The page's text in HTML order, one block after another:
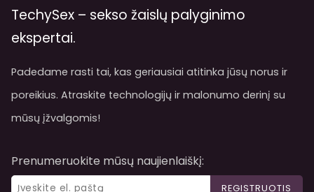
TechySex – sekso žaislų palyginimo
ekspertai.
Padedame rasti tai, kas geriausiai atitinka jūsų norus ir
poreikius. Atraskite technologijų ir malonumo derinį su
mūsų įžvalgomis!
Prenumeruokite mūsų naujienlaiškį:
REGISTRUOTIS